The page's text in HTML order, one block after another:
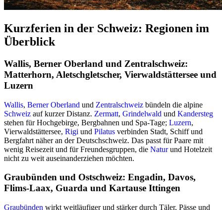
Kurzferien in der Schweiz: Regionen im
Überblick
Wallis, Berner Oberland und Zentralschweiz:
Matterhorn, Aletschgletscher, Vierwaldstättersee und
Luzern
Wallis, Berner Oberland und Zentralschweiz bündeln die alpine
Schweiz auf kurzer Distanz. Zermatt, Grindelwald und Kandersteg
stehen für Hochgebirge, Bergbahnen und Spa-Tage; Luzern,
Vierwaldstättersee, Rigi und Pilatus verbinden Stadt, Schiff und
Bergfahrt näher an der Deutschschweiz. Das passt für Paare mit
wenig Reisezeit und für Freundesgruppen, die Naturund Hotelzeit
nicht zu weit auseinanderziehen möchten.
Graubünden und Ostschweiz: Engadin, Davos,
Flims-Laax, Guarda und Kartause Ittingen
Graubünden wirkt weitläufiger und stärker durch Täler, Pässe und